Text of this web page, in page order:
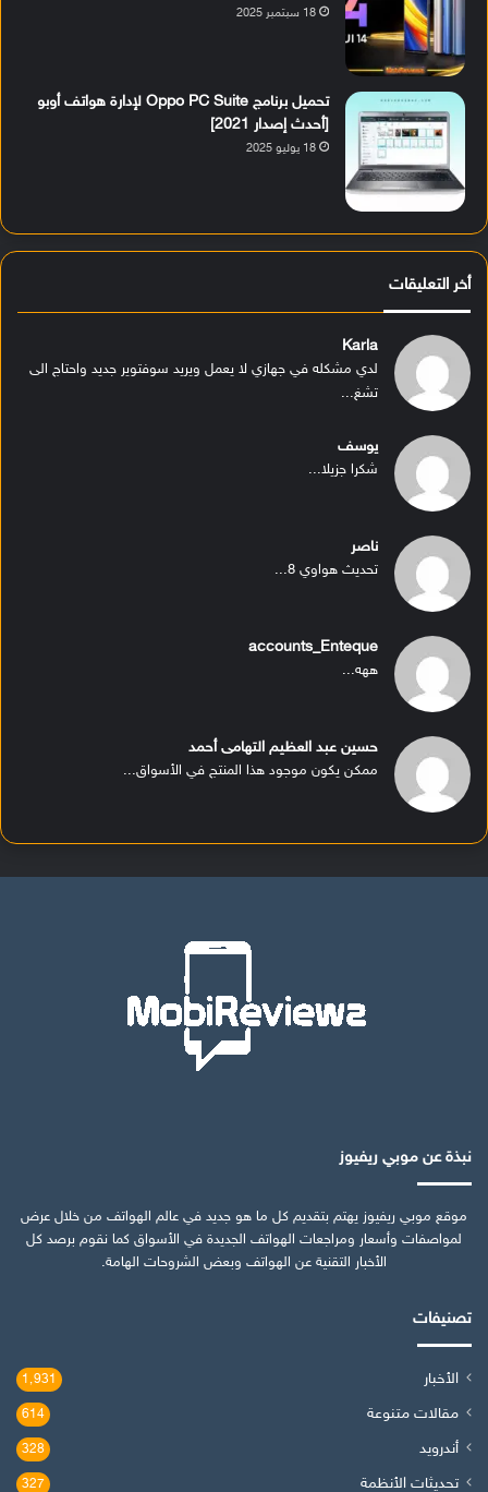
18 سبتمبر 2025
تحميل برنامج Oppo PC Suite لإدارة هواتف أوبو
[أحدث إصدار 2021]
18 يوليو 2025
أخر التعليقات
Karla
لدي مشكله في جهازي لا يعمل ويريد سوفتوير جديد واحتاج الى
تشغ...
يوسف
شكرا جزيلا...
ناصر
تحديث هواوي 8...
accounts_Enteque
ههه...
حسين عبد العظيم التهامى أحمد
ممكن يكون موجود هذا المنتج في الأسواق...
نبذة عن موبي ريفيوز
موقع موبي ريفيوز يهتم بتقديم كل ما هو جديد في عالم الهواتف من خلال عرض
لمواصفات وأسعار ومراجعات الهواتف الجديدة في الأسواق كما نقوم برصد كل
الأخبار التقنية عن الهواتف وبعض الشروحات الهامة.
تصنيفات
الأخبار 1٬931
مقالات متنوعة 614
أندرويد 328
تحديثات الأنظمة 327